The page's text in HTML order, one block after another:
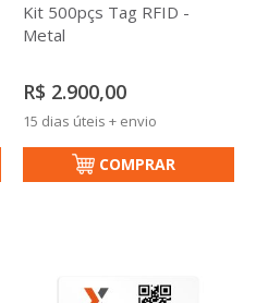
Kit 500pçs Tag RFID -
Metal
R$ 2.900,00
15 dias úteis + envio
COMPRAR